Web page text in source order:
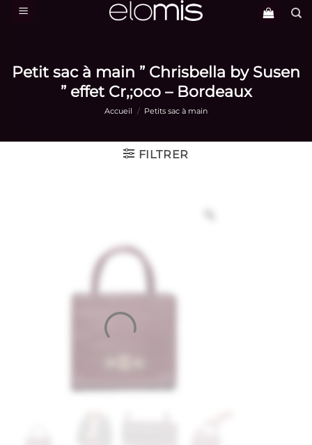
Passer
Petit sac à main ” Chrisbella by Susen
” effet Cr,;oco – Bordeaux
Accueil / Petits sac à main
FILTRER